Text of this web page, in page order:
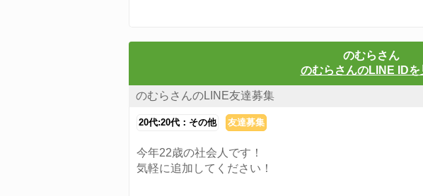
のむらさん
のむらさんのLINE IDを
のむらさんのLINE友達募集
20代:20代：その他 友達募集
今年22歳の社会人です！
気軽に追加してください！